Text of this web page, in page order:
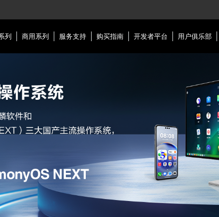
列 商用系列 服务支持 购买指南 开发者平台 用户俱乐部